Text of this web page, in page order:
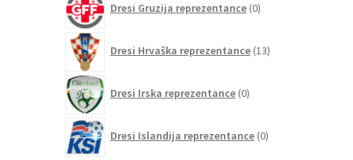
Dresi Gruzija reprezentance 0izdelkov
Dresi Hrvaška reprezentance 13izdelkov
Dresi Irska reprezentance 0izdelkov
Dresi Islandija reprezentance 0izdelkov